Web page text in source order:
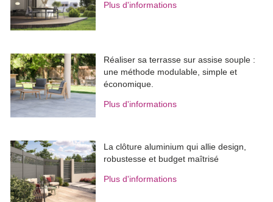
Plus d'informations
Réaliser sa terrasse sur assise souple :
une méthode modulable, simple et
économique.
Plus d'informations
La clôture aluminium qui allie design,
robustesse et budget maîtrisé
Plus d'informations